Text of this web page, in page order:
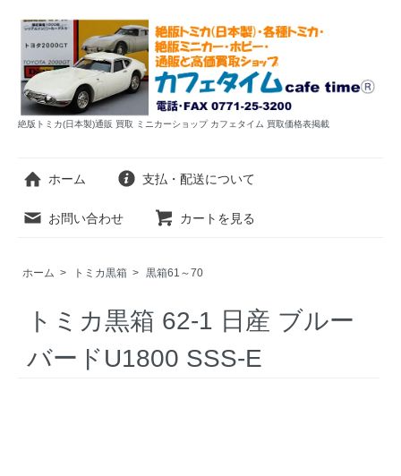
絶版トミカ(日本製)通販 買取 ミニカーショップ カフェタイム 買取価格表掲載
ホーム 支払・配送について
お問い合わせ カートを見る
ホーム > トミカ黒箱 > 黒箱61～70
トミカ黒箱 62-1 日産 ブルー
バードU1800 SSS-E